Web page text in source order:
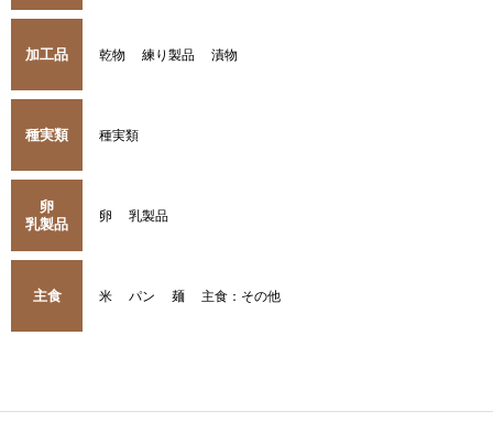
加工品 乾物 練り製品 漬物
種実類 種実類
卵
乳製品
卵 乳製品
主食 米 パン 麺 主食：その他